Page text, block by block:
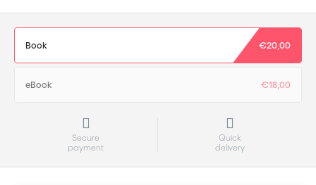
Book €20,00
eBook €18,00
Secure
payment
Quick
delivery